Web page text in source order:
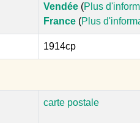
Vendée (Plus
France (Plus
1914cp
carte postale